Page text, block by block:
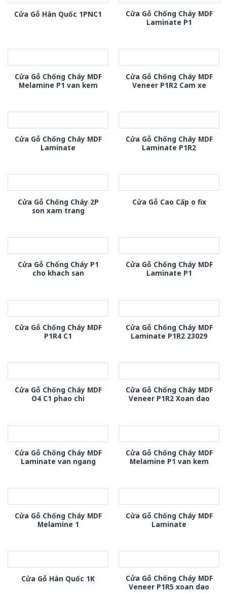
Cửa Gỗ Hàn Quốc 1PNC1
Cửa Gỗ Chống Cháy MDF
Laminate P1
Cửa Gỗ Chống Cháy MDF
Melamine P1 van kem
Cửa Gỗ Chống Cháy MDF
Veneer P1R2 Cam xe
Cửa Gỗ Chống Cháy MDF
Laminate
Cửa Gỗ Chống Cháy MDF
Laminate P1R2
Cửa Gỗ Chống Cháy 2P
son xam trang
Cửa Gỗ Cao Cấp o fix
Cửa Gỗ Chống Cháy P1
cho khach san
Cửa Gỗ Chống Cháy MDF
Laminate P1
Cửa Gỗ Chống Cháy MDF
P1R4 C1
Cửa Gỗ Chống Cháy MDF
Laminate P1R2 23029
Cửa Gỗ Chống Cháy MDF
O4 C1 phao chi
Cửa Gỗ Chống Cháy MDF
Veneer P1R2 Xoan dao
Cửa Gỗ Chống Cháy MDF
Laminate van ngang
Cửa Gỗ Chống Cháy MDF
Melamine P1 van kem
Cửa Gỗ Chống Cháy MDF
Melamine 1
Cửa Gỗ Chống Cháy MDF
Laminate
Cửa Gỗ Hàn Quốc 1K
Cửa Gỗ Chống Cháy MDF
Veneer P1R5 xoan dao